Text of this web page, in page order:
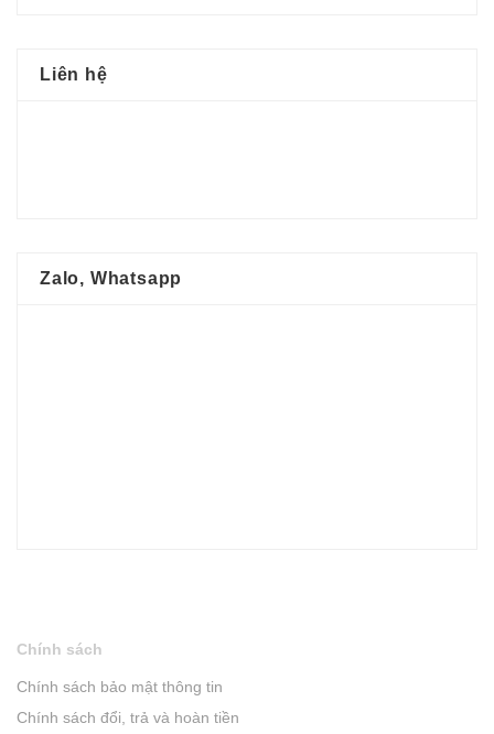
Liên hệ
Zalo, Whatsapp
Chính sách
Chính sách bảo mật thông tin
Chính sách đổi, trả và hoàn tiền